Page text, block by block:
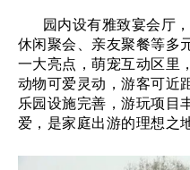
园内设有雅致宴会厅
休闲聚会、亲友聚餐等多
一大亮点，萌宠互动区里
动物可爱灵动，游客可近
乐园设施完善，游玩项目
爱，是家庭出游的理想之